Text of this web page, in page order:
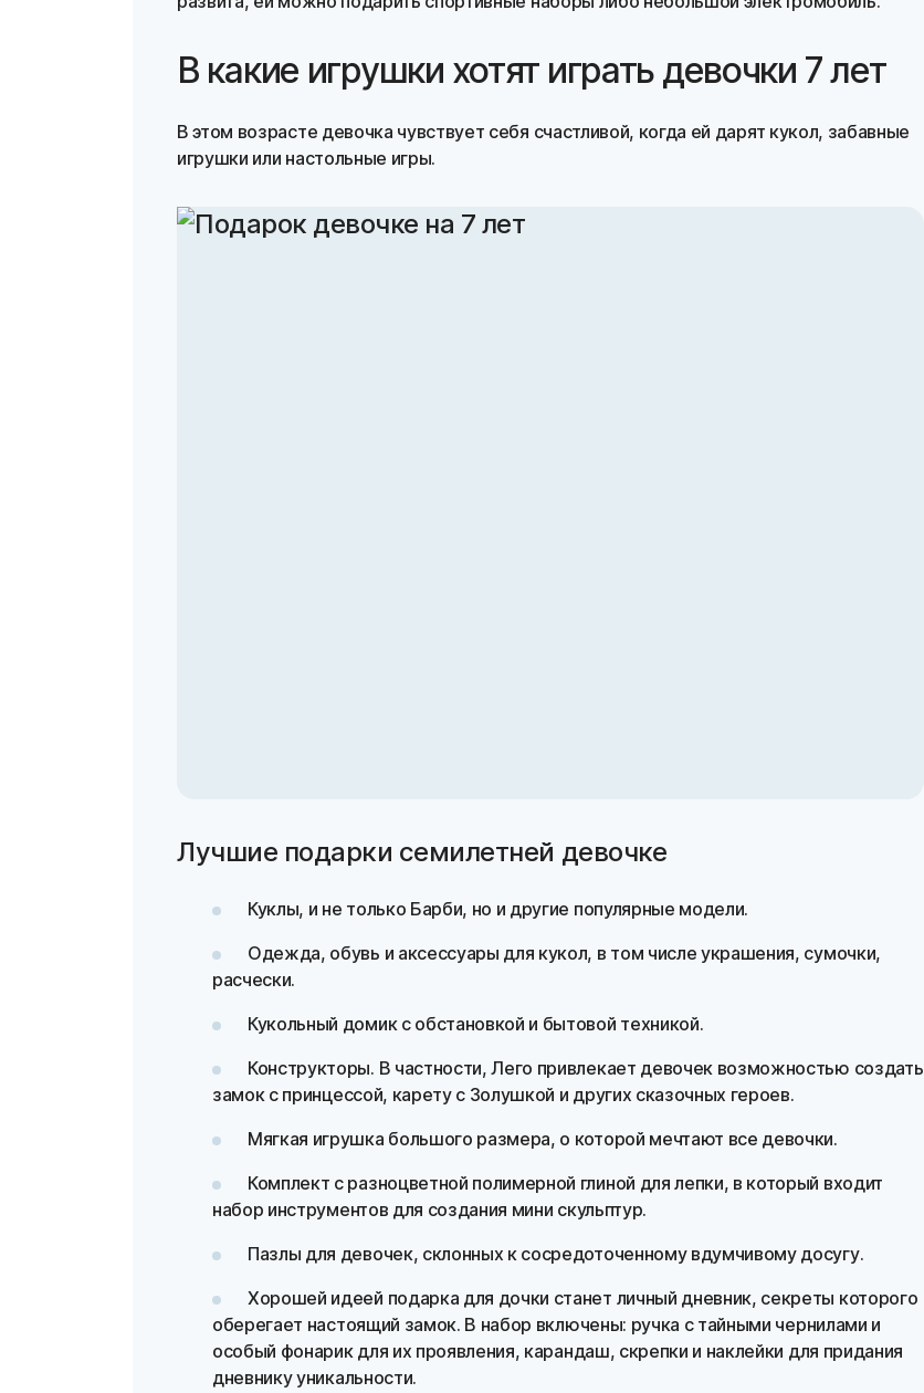
В какие игрушки хотят играть девочки 7 лет
В этом возрасте девочка чувствует себя счастливой, когда ей дарят кукол, забавные
игрушки или настольные игры.
Лучшие подарки семилетней девочке
Куклы, и не только Барби, но и другие популярные модели.
Одежда, обувь и аксессуары для кукол, в том числе украшения, сумочки,
расчески.
Кукольный домик с обстановкой и бытовой техникой.
Конструкторы. В частности, Лего привлекает девочек возможностью создать
замок с принцессой, карету с Золушкой и других сказочных героев.
Мягкая игрушка большого размера, о которой мечтают все девочки.
Комплект с разноцветной полимерной глиной для лепки, в который входит
набор инструментов для создания мини скульптур.
Пазлы для девочек, склонных к сосредоточенному вдумчивому досугу.
Хорошей идеей подарка для дочки станет личный дневник, секреты которого
оберегает настоящий замок. В набор включены: ручка с тайными чернилами и
особый фонарик для их проявления, карандаш, скрепки и наклейки для придания
дневнику уникальности.